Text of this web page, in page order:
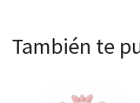
También te